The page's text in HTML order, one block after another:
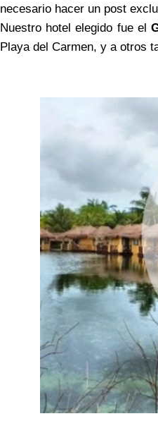
necesario hacer un post
Nuestro hotel elegido fue el
Playa del Carmen, y a otros